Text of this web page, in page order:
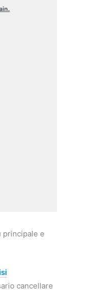
principale e
cancellare